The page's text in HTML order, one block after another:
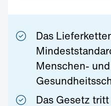
Das
Menschen-
Das Gesetz